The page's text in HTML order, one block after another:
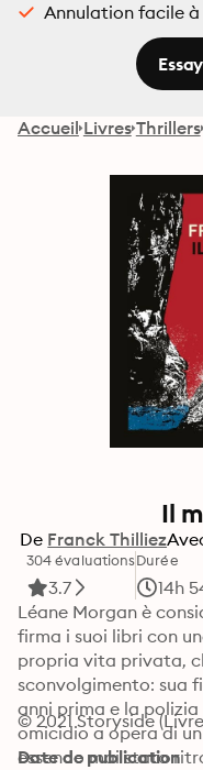
Annulation facile
Accueil Livres Thrillers
Il
De Franck Thilliez
304 évaluations
3.7
Durée
14h
Léane Morgan è
firma i suoi libri con
propria vita privata,
sconvolgimento: sua
anni prima e la
omicidio a opera di
essendo mai stato
© 2021 Storyside
Date de publication